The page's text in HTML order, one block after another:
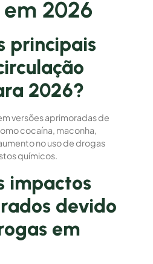
2026
principais
2026?
versões aprimoradas de
cocaína, maconha,
no uso de drogas
químicos.
impactos
devido
em